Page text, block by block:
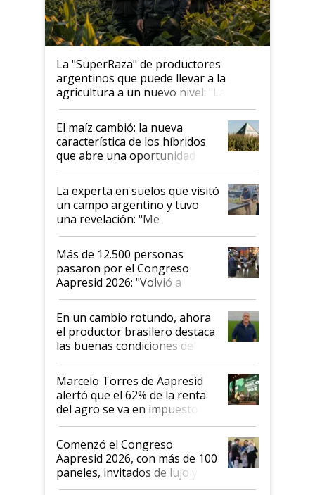
La "SuperRaza" de productores
argentinos que puede llevar a la
agricultura a un nuevo nivel: "Las
posibilidades de crecimiento son
infinitas"
El maíz cambió: la nueva
característica de los híbridos
que abre una oportunidad en
el lote
La experta en suelos que visitó
un campo argentino y tuvo
una revelación: "Me
impresionó mucho"
Más de 12.500 personas
pasaron por el Congreso
Aapresid 2026: "Volvió a
demostrar que hablar del
suelo es hablar de todo el
sistema productivo"
En un cambio rotundo, ahora
el productor brasilero destaca
las buenas condiciones del
agro argentino para invertir:
"Los veo más motivados"
Marcelo Torres de Aapresid
alertó que el 62% de la renta
del agro se va en impuestos:
"No es bueno que en
Argentina se sigan discutiendo
las mismas cosas de hace 50
años"
Comenzó el Congreso
Aapresid 2026, con más de 100
paneles, invitados de lujo y
todas las tendencias